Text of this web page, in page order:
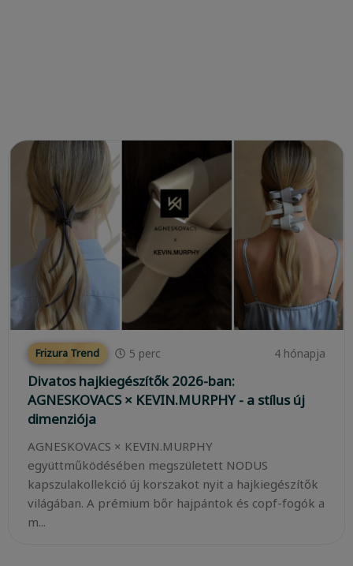
Frizura Trend 5 perc 4 hónapja
Divatos hajkiegészítők 2026-ban:
AGNESKOVACS × KEVIN.MURPHY - a stílus új
dimenziója
AGNESKOVACS × KEVIN.MURPHY
együttműködésében megszületett NODUS
kapszulakollekció új korszakot nyit a hajkiegészítők
világában. A prémium bőr hajpántok és copf-fogók a
m...